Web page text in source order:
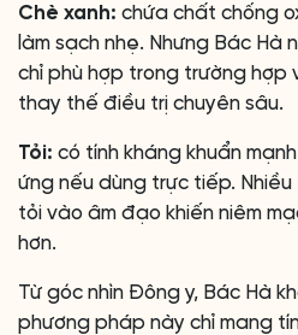
Chè xanh: chứa chất chống
làm sạch nhẹ. Nhưng Bác Hà
chỉ phù hợp trong trường hợp
thay thế điều trị chuyên sâu.
Tỏi: có tính kháng khuẩn
ứng nếu dùng trực tiếp.
tỏi vào âm đạo khiến niêm
hơn.
Từ góc nhìn Đông y, Bác Hà
phương pháp này chỉ mang